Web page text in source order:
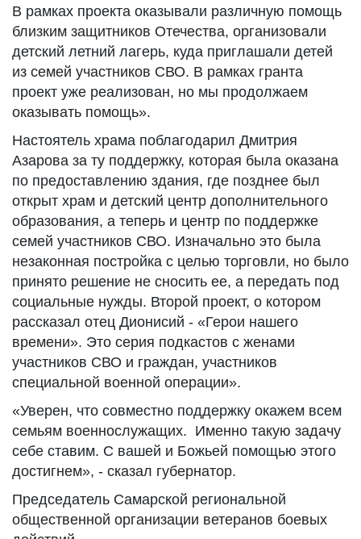
В рамках проекта оказывали различную помощь
близким защитников Отечества, организовали
детский летний лагерь, куда приглашали детей
из семей участников СВО. В рамках гранта
проект уже реализован, но мы продолжаем
оказывать помощь».
Настоятель храма поблагодарил Дмитрия
Азарова за ту поддержку, которая была оказана
по предоставлению здания, где позднее был
открыт храм и детский центр дополнительного
образования, а теперь и центр по поддержке
семей участников СВО. Изначально это была
незаконная постройка с целью торговли, но было
принято решение не сносить ее, а передать под
социальные нужды. Второй проект, о котором
рассказал отец Дионисий - «Герои нашего
времени». Это серия подкастов с женами
участников СВО и граждан, участников
специальной военной операции».
«Уверен, что совместно поддержку окажем всем
семьям военнослужащих. Именно такую задачу
себе ставим. С вашей и Божьей помощью этого
достигнем», - сказал губернатор.
Председатель Самарской региональной
общественной организации ветеранов боевых